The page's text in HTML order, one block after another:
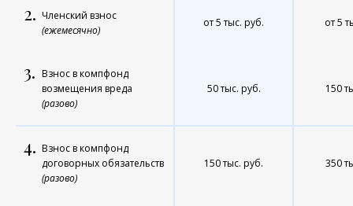
2. Членский взнос
(ежемесячно)
от 5 тыс. руб. от 5
3. Взнос в компфонд
возмещения вреда
(разово)
50 тыс. руб. 150
4. Взнос в компфонд
договорных обязательств
(разово)
150 тыс. руб. 350